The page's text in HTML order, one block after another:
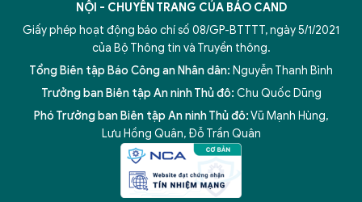
NỘI - CHUYÊN TRANG CỦA BÁO CAND
Giấy phép hoạt động báo chí số 08/GP-BTTTT, ngày 5/1/2021
của Bộ Thông tin và Truyền thông.
Tổng Biên tập Báo Công an Nhân dân: Nguyễn Thanh Bình
Trưởng ban Biên tập An ninh Thủ đô: Chu Quốc Dũng
Phó Trưởng ban Biên tập An ninh Thủ đô:Vũ Mạnh Hùng,
Lưu Hồng Quân, Đỗ Trần Quân
5 điểm nghẽn của Hà Nội giải pháp xử lý điểm nghẽn của